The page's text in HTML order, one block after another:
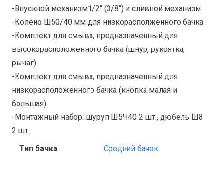
-Впускной механизм1/2″ (3/8″) и сливной механизм
-Колено Ш50/40 мм для низкорасполженного бачка
-Комплект для смыва, предназначенный для
высокорасположенного бачка (шнур, рукоятка,
рычаг)
-Комплект для смыва, предназначенный для
низкорасположенного бачка (кнопка малая и
большая)
-Монтажный набор: шуруп Ш5Ч40 2 шт., дюбель Ш8
2 шт.
Тип бачка
Средний бачок